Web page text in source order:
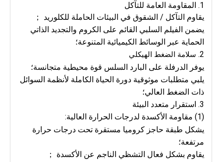
1. المقاومة العامة للتآكل
يقاوم التآكل / الشقوق في البيئات الحاملة للكلوريد ；
يضمن الفيلم السلبي القائم على الكروم والتجديد الذاتي
الحماية عبر الوسائط الكيميائية المتنوعة؛
2. سلامة الضغط الهيكلي
يوفر الدرفلة على البارد السلس قوة محيطية متجانسة؛
يلبي متطلبات موثوقية دورة الحياة الكاملة لأنظمة السوائل
ذات الضغط العالي؛
3. استقرار متعدد البيئة
(1) مقاومة الأكسدة لدرجات الحرارة العالية:
يشكل طبقة حاجز كروميا مستقرة تحت درجات حرارة
مرتفعة؛
يقاوم بشكل فعال التشظي الناجم عن الأكسدة ；